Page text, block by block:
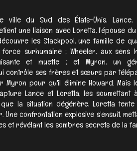
ville du Sud des États-Unis,
une liaison avec Loretta, l'épouse du
les Stackpool, une famille de
force surhumaine ; Wheeler, aux sens
et muette ; et Myron, un
contrôle ses frères et sœurs par
pour qu'il élimine Howard. Mais
Lance et Loretta, les soumettant
la situation dégénère, Loretta
Une confrontation explosive s'ensuit,
et révélant les sombres secrets de la